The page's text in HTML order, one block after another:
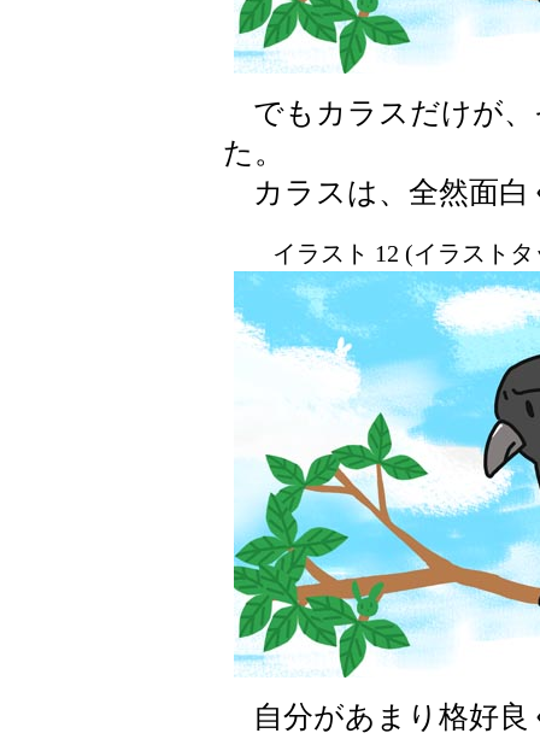
でもカラスだけが、
た。
カラスは、全然面白
イラスト 12 (イラスト
自分があまり格好良